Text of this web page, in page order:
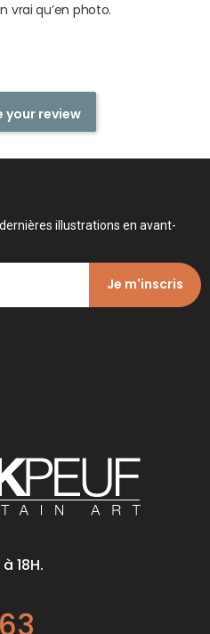
vrai qu’en photo.
your review
illustrations en avant-
Je m'inscris
18H.